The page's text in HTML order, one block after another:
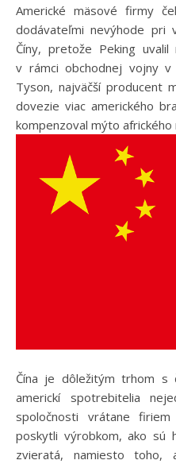
Americké mäsové firmy
dodávateľmi nevýhode pri
Číny, pretože Peking
v rámci obchodnej vojny
Tyson, najväčší producent
dovezie viac amerického
kompenzoval mýto afrického
Čína je dôležitým trhom s
americkí spotrebitelia
spoločnosti vrátane
poskytli výrobkom, ako sú
zvieratá, namiesto toho,